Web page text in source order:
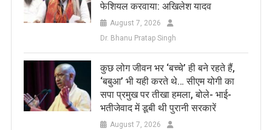
फेशियल करवाया: अखिलेश यादव
August 7, 2026
Dr. Bhanu Pratap Singh
कुछ लोग जीवन भर ‘बच्चे’ ही बने रहते हैं,
‘बबुआ’ भी यही करते थे… सीएम योगी का
सपा प्रमुख पर तीखा हमला, बोले- भाई-
भतीजेवाद में डूबी थी पुरानी सरकारें
August 7, 2026